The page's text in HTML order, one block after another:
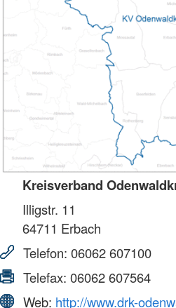
Kreisverband
Illigstr. 11
64711 Erbach
Telefon: 06062 607100
Telefax: 06062 607564
Web: http://www.drk-